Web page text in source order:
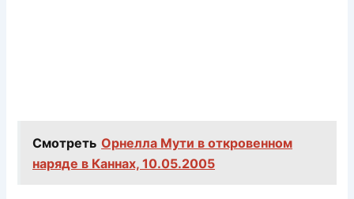
Смотреть Орнелла Мути в откровенном
наряде в Каннах, 10.05.2005